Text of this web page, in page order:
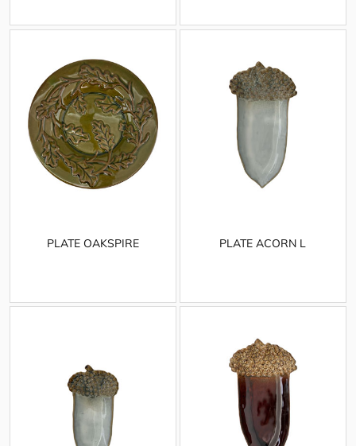
PLATE OAKSPIRE PLATE ACORN L